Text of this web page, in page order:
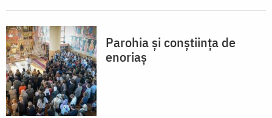
Parohia și conștiința de
enoriaș